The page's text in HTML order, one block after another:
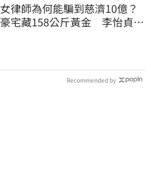
女律師為何能騙到慈濟10億？
豪宅藏158公斤黃金 李怡貞驚
Recommended by